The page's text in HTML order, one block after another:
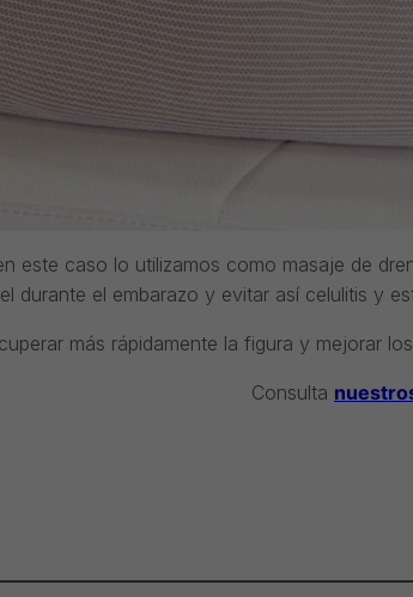
este caso lo utilizamos como masaje de
durante el embarazo y evitar así celulitis y
más rápidamente la figura y mejorar
Consulta